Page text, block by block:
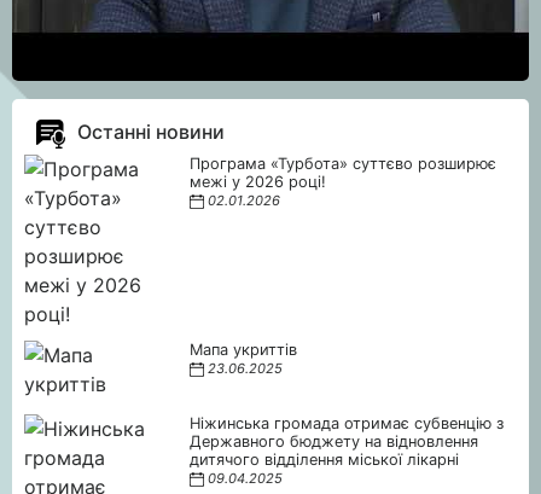
Останні новини
Програма «Турбота» суттєво розширює
межі у 2026 році!
02.01.2026
Мапа укриттів
23.06.2025
Ніжинська громада отримає субвенцію з
Державного бюджету на відновлення
дитячого відділення міської лікарні
09.04.2025